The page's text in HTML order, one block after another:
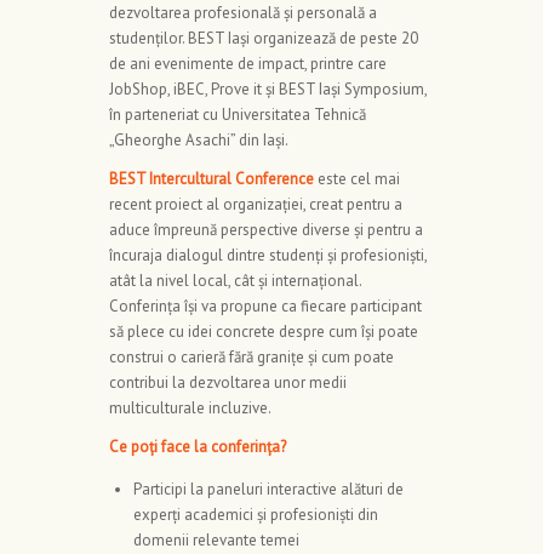
dezvoltarea profesională și personală a
studenților. BEST Iași organizează de peste 20
de ani evenimente de impact, printre care
JobShop, iBEC, Prove it și BEST Iași Symposium,
în parteneriat cu Universitatea Tehnică
„Gheorghe Asachi” din Iași.
BEST Intercultural Conference este cel mai
recent proiect al organizației, creat pentru a
aduce împreună perspective diverse și pentru a
încuraja dialogul dintre studenți și profesioniști,
atât la nivel local, cât și internațional.
Conferința își va propune ca fiecare participant
să plece cu idei concrete despre cum își poate
construi o carieră fără granițe și cum poate
contribui la dezvoltarea unor medii
multiculturale incluzive.
Ce poți face la conferința?
Participi la paneluri interactive alături de
experți academici și profesioniști din
domenii relevante temei